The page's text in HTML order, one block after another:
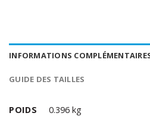
INFORMATIONS
GUIDE DES TAILLES
POIDS 0.396 kg